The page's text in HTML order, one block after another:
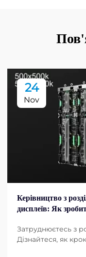
24
Nov
Керівництво з
дисплеїв: Як
Затруднюєтесь з
Дізнайтеся, як